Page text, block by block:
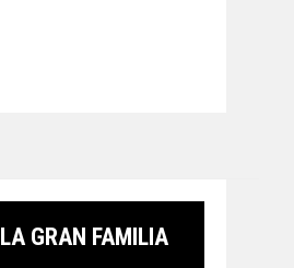
LA GRAN FAMILIA